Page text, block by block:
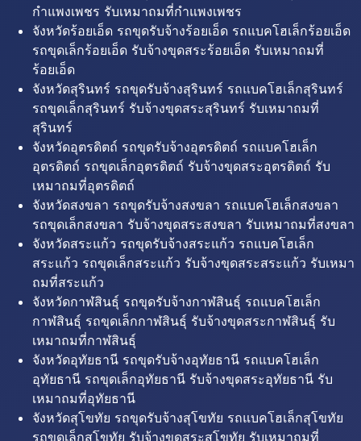
กำแพงเพชร รับเหมาถมที่กำแพงเพชร
จังหวัดร้อยเอ็ด รถขุดรับจ้างร้อยเอ็ด รถแบคโฮเล็กร้อยเอ็ด
รถขุดเล็กร้อยเอ็ด รับจ้างขุดสระร้อยเอ็ด รับเหมาถมที่
ร้อยเอ็ด
จังหวัดสุรินทร์ รถขุดรับจ้างสุรินทร์ รถแบคโฮเล็กสุรินทร์
รถขุดเล็กสุรินทร์ รับจ้างขุดสระสุรินทร์ รับเหมาถมที่
สุรินทร์
จังหวัดอุตรดิตถ์ รถขุดรับจ้างอุตรดิตถ์ รถแบคโฮเล็ก
อุตรดิตถ์ รถขุดเล็กอุตรดิตถ์ รับจ้างขุดสระอุตรดิตถ์ รับ
เหมาถมที่อุตรดิตถ์
จังหวัดสงขลา รถขุดรับจ้างสงขลา รถแบคโฮเล็กสงขลา
รถขุดเล็กสงขลา รับจ้างขุดสระสงขลา รับเหมาถมที่สงขลา
จังหวัดสระแก้ว รถขุดรับจ้างสระแก้ว รถแบคโฮเล็ก
สระแก้ว รถขุดเล็กสระแก้ว รับจ้างขุดสระสระแก้ว รับเหมา
ถมที่สระแก้ว
จังหวัดกาฬสินธุ์ รถขุดรับจ้างกาฬสินธุ์ รถแบคโฮเล็ก
กาฬสินธุ์ รถขุดเล็กกาฬสินธุ์ รับจ้างขุดสระกาฬสินธุ์ รับ
เหมาถมที่กาฬสินธุ์
จังหวัดอุทัยธานี รถขุดรับจ้างอุทัยธานี รถแบคโฮเล็ก
อุทัยธานี รถขุดเล็กอุทัยธานี รับจ้างขุดสระอุทัยธานี รับ
เหมาถมที่อุทัยธานี
จังหวัดสุโขทัย รถขุดรับจ้างสุโขทัย รถแบคโฮเล็กสุโขทัย
รถขุดเล็กสุโขทัย รับจ้างขุดสระสุโขทัย รับเหมาถมที่